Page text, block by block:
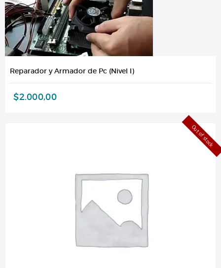
Reparador y Armador de Pc (Nivel I)
$2.000,00
Out of stock